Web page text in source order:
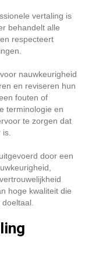
vertaling is
behandelt alle
respecteert
nauwkeurigheid
en reviseren hun
fouten of
terminologie en
te zorgen dat
door een
hoge kwaliteit die